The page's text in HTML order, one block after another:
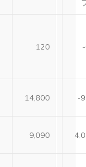
120
14,800 -
9,090